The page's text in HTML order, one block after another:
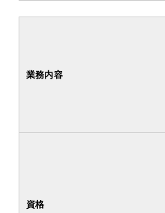
業務内容
資格